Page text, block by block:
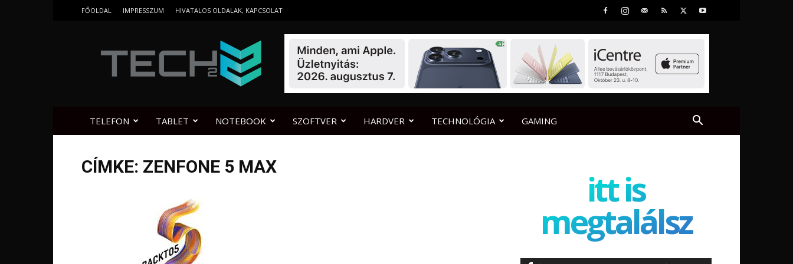
FŐOLDAL IMPRESSZUM HIVATALOS OLDALAK, KAPCSOLAT
TELEFON TABLET NOTEBOOK SZOFTVER HARDVER TECHNOLÓGIA GAMING
CÍMKE: ZENFONE 5 MAX
itt is
megtalálsz